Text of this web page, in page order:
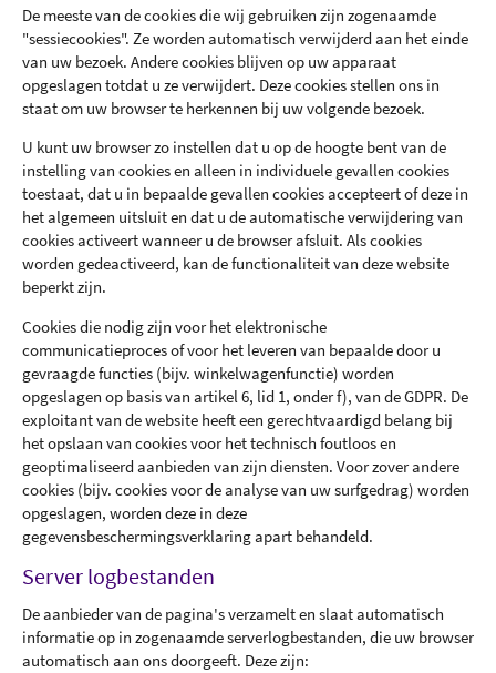
De meeste van de cookies die wij gebruiken zijn zogenaamde
"sessiecookies". Ze worden automatisch verwijderd aan het einde
van uw bezoek. Andere cookies blijven op uw apparaat
opgeslagen totdat u ze verwijdert. Deze cookies stellen ons in
staat om uw browser te herkennen bij uw volgende bezoek.
U kunt uw browser zo instellen dat u op de hoogte bent van de
instelling van cookies en alleen in individuele gevallen cookies
toestaat, dat u in bepaalde gevallen cookies accepteert of deze in
het algemeen uitsluit en dat u de automatische verwijdering van
cookies activeert wanneer u de browser afsluit. Als cookies
worden gedeactiveerd, kan de functionaliteit van deze website
beperkt zijn.
Cookies die nodig zijn voor het elektronische
communicatieproces of voor het leveren van bepaalde door u
gevraagde functies (bijv. winkelwagenfunctie) worden
opgeslagen op basis van artikel 6, lid 1, onder f), van de GDPR. De
exploitant van de website heeft een gerechtvaardigd belang bij
het opslaan van cookies voor het technisch foutloos en
geoptimaliseerd aanbieden van zijn diensten. Voor zover andere
cookies (bijv. cookies voor de analyse van uw surfgedrag) worden
opgeslagen, worden deze in deze
gegevensbeschermingsverklaring apart behandeld.
Server logbestanden
De aanbieder van de pagina's verzamelt en slaat automatisch
informatie op in zogenaamde serverlogbestanden, die uw browser
automatisch aan ons doorgeeft. Deze zijn: